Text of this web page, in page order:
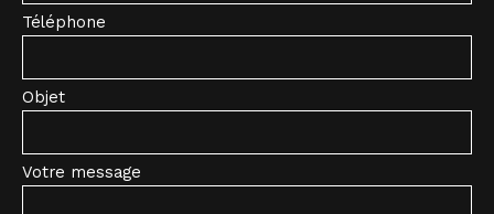
Téléphone
Objet
Votre message